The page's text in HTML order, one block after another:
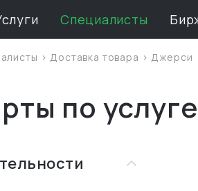
Специалисты
> Доставка товара > Джерси
по